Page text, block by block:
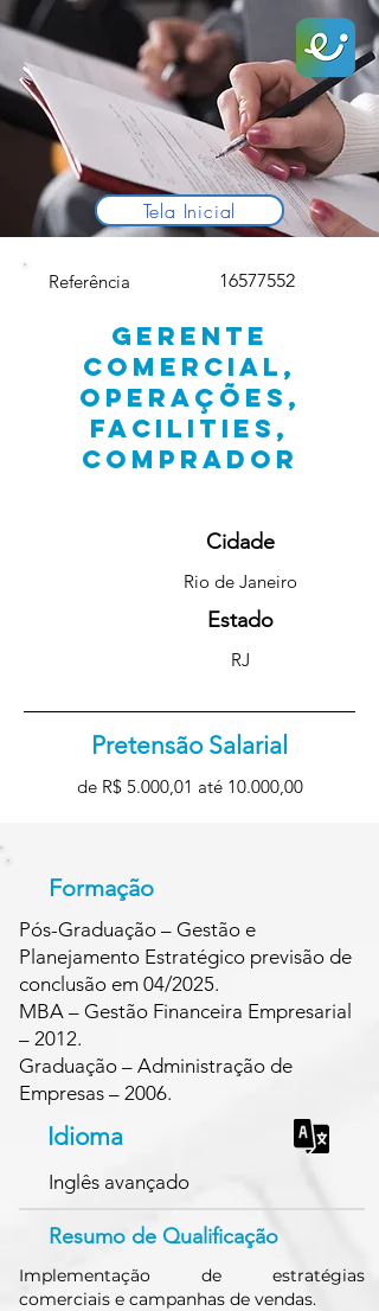
Tela Inicial
Referência 16577552
GERENTE
COMERCIAL,
OPERAÇÕES,
FACILITIES,
COMPRADOR
Cidade
Rio de Janeiro
Estado
RJ
Pretensão Salarial
de R$ 5.000,01 até 10.000,00
Formação
Pós-Graduação – Gestão e
Planejamento Estratégico previsão de
conclusão em 04/2025.
MBA – Gestão Financeira Empresarial
– 2012.
Graduação – Administração de
Empresas – 2006.
Idioma
Inglês avançado
Resumo de Qualificação
Implementação de estratégias
comerciais e campanhas de vendas.